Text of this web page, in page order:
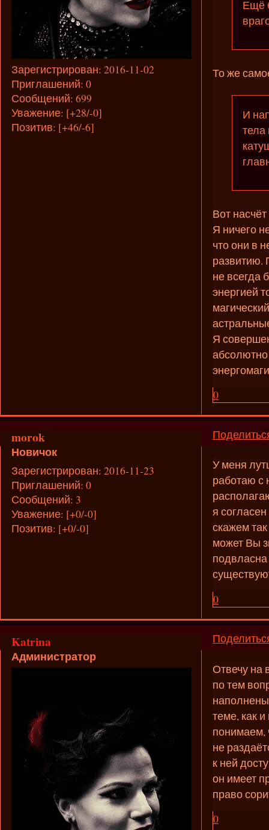
Зарегистрирован: 2016-11-02
Приглашений: 0
Сообщений: 699
Уважение: [+28/-0]
Позитив: [+46/-6]
Ещё
То же
И
тела
Вот
Я ничего
что они в
развитию.
не всегда
энергией
Я
0
morok
Новичок
Зарегистрирован: 2016-11-23
Приглашений: 0
Сообщений: 3
Уважение: [+0/-0]
Позитив: [+0/-0]
У меня
работаю с
я
скажем
может Вы
0
Katrina
Администратор
Отвечу на
по тем
теме, как
понимаем,
не
к ней
он имеет
право
0